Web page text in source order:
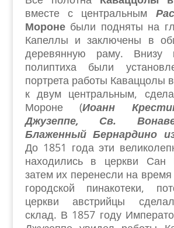
вместе с центральным
Моронебыли подняты на
Капеллы и заключены в
деревянную раму. Внизу
полиптиха были
портрета работы Каваццолы
к двум центральным,
Мороне (Иоанн
Джузеппе, Св.
Блаженный Бернардино
До 1851 года эти
находились в церкви Сан
затем их перенесли на время
городской пинакотеки,
церкви австрийцы
склад. В 1857 году